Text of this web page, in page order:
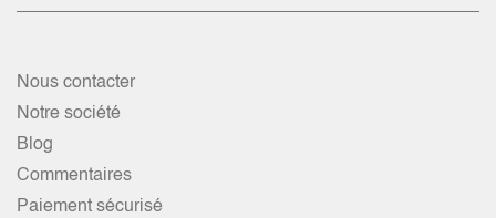
Nous contacter
Notre société
Blog
Commentaires
Paiement sécurisé